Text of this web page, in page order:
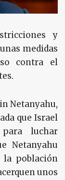
y
medidas
contra el
Netanyahu,
que Israel
para luchar
Netanyahu
la población
unos